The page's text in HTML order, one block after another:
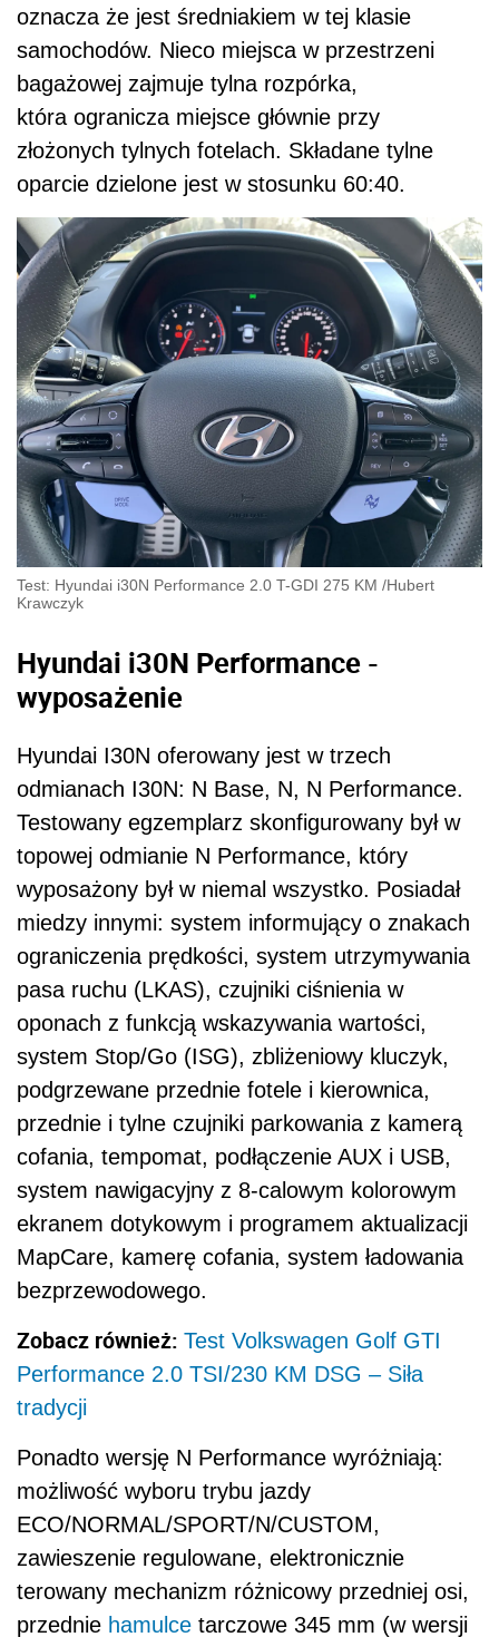
oznacza że jest średniakiem w tej klasie
samochodów. Nieco miejsca w przestrzeni
bagażowej zajmuje tylna rozpórka,
która ogranicza miejsce głównie przy
złożonych tylnych fotelach. Składane tylne
oparcie dzielone jest w stosunku 60:40.
Test: Hyundai i30N Performance 2.0 T-GDI 275 KM /Hubert
Krawczyk
Hyundai i30N Performance -
wyposażenie
Hyundai I30N oferowany jest w trzech
odmianach I30N: N Base, N, N Performance.
Testowany egzemplarz skonfigurowany był w
topowej odmianie N Performance, który
wyposażony był w niemal wszystko. Posiadał
miedzy innymi: system informujący o znakach
ograniczenia prędkości, system utrzymywania
pasa ruchu (LKAS), czujniki ciśnienia w
oponach z funkcją wskazywania wartości,
system Stop/Go (ISG), zbliżeniowy kluczyk,
podgrzewane przednie fotele i kierownica,
przednie i tylne czujniki parkowania z kamerą
cofania, tempomat, podłączenie AUX i USB,
system nawigacyjny z 8-calowym kolorowym
ekranem dotykowym i programem aktualizacji
MapCare, kamerę cofania, system ładowania
bezprzewodowego.
Zobacz również: Test Volkswagen Golf GTI
Performance 2.0 TSI/230 KM DSG – Siła
tradycji
Ponadto wersję N Performance wyróżniają:
możliwość wyboru trybu jazdy
ECO/NORMAL/SPORT/N/CUSTOM,
zawieszenie regulowane, elektronicznie
terowany mechanizm różnicowy przedniej osi,
przednie hamulce tarczowe 345 mm (w wersji